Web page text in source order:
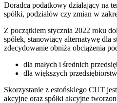
Doradca podatkowy działający na
spółki, podziałów czy zmian w
Z początkiem stycznia 2022 roku
spółek, stanowiący alternatywę dla
zdecydowanie obniża obciążenia
dla małych i średnich
dla większych
Skorzystanie z estońskiego CUT
akcyjne oraz spółki akcyjne